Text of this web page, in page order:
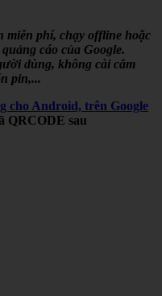
miễn phí, chạy offline hoặc
cáo của Google.
dùng, không cài cắm
pin,...
cho Android, trên Google
QRCODE sau